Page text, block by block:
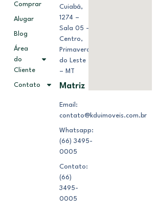
Comprar
Alugar
Blog
Área
do
Cliente
Contato
Cuiabá,
1274 –
Sala 05 –
Centro,
Primavera
do Leste
– MT
Matriz
Email:
contato@kduimoveis.com.br
Whatsapp:
(66) 3495-
0005
Contato:
(66)
3495-
0005